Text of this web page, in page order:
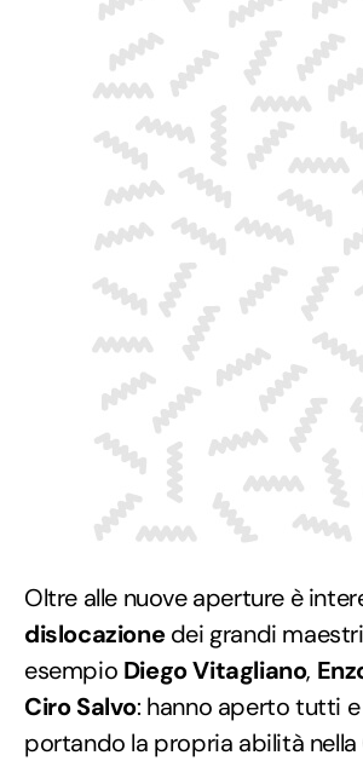
Oltre alle nuove aperture è
dislocazionedei grandi
esempio Diego Vitagliano,
Ciro Salvo: hanno aperto tutti
portando la propria abilità nella